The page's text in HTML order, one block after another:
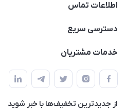
اطلاعات تماس
09165044753
دسترسی سریع
حساب کاربری
لیست محصولات
درباره ما
خدمات مشتریان
قوانین و مقررات
حریم خصوصی
از جدید‌ترین تخفیف‌ها با‌ خبر شوید